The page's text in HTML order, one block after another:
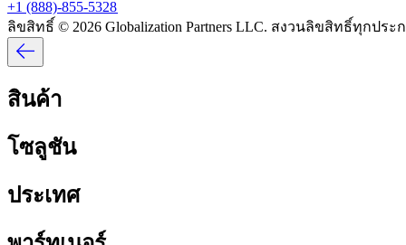
+1 (888)-855-5328​​
ลิขสิทธิ์ © 2026 Globalization Partners LLC. สงวนลิขสิทธิ์ทุกประ
สินค้า​​
โซลูชัน​​
ประเทศ​​